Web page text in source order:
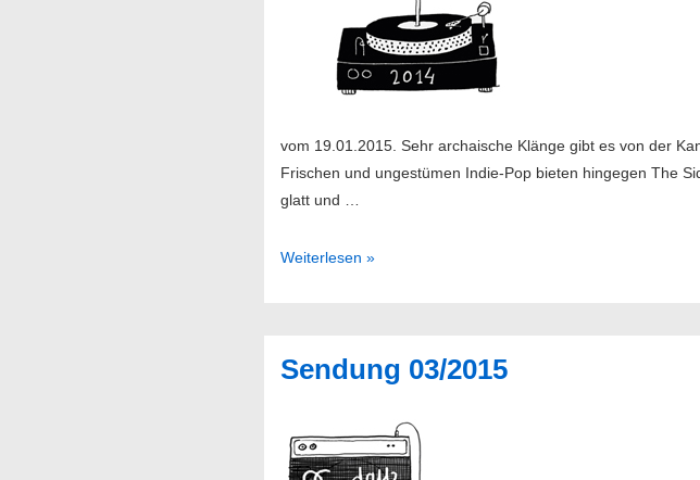
vom 19.01.2015. Sehr archaische Klänge gibt es von der
Frischen und ungestümen Indie-Pop bieten hingegen The
glatt und …
Sendung
Weiterlesen »
Sendung 03/2015